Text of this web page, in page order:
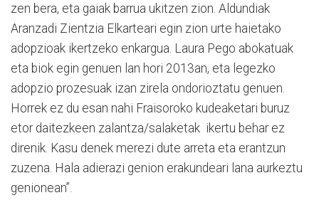
zen bera, eta gaiak barrua ukitzen zion. Aldundiak
Aranzadi Zientzia Elkarteari egin zion urte haietako
adopzioak ikertzeko enkargua. Laura Pego abokatuak
eta biok egin genuen lan hori 2013an, eta legezko
adopzio prozesuak izan zirela ondorioztatu genuen.
Horrek ez du esan nahi Fraisoroko kudeaketari buruz
etor daitezkeen zalantza/salaketak ikertu behar ez
direnik. Kasu denek merezi dute arreta eta erantzun
zuzena. Hala adierazi genion erakundeari lana aurkeztu
genionean”.